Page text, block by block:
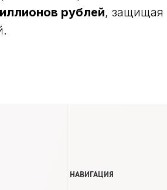
рублей, защищая